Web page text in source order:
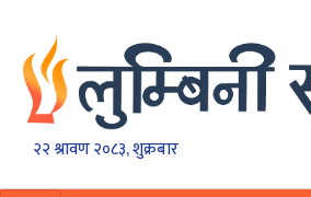
२२ श्रावण २०८३, शुक्रबार